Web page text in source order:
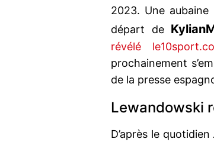
2023. Une aubaine
départ de Kylian
révélé
prochainement
de la presse
Lewandowski
D’après le quotidien